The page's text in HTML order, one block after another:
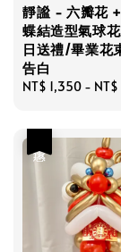
靜謐 - 六瓣花
蝶結造型氣球
日送禮/畢業花
告白
Regular
NT$ 1,350 -